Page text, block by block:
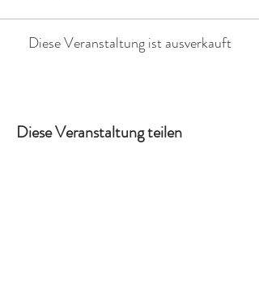
Diese Veranstaltung ist ausverkauft
Diese Veranstaltung teilen